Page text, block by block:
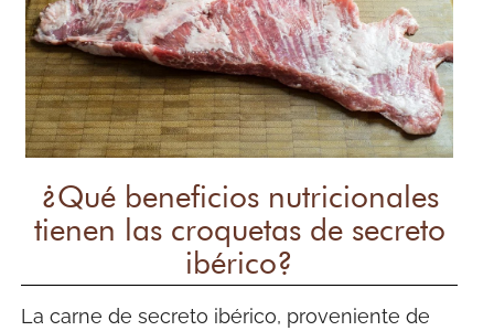
¿Qué beneficios nutricionales
tienen las croquetas de secreto
ibérico?
La carne de secreto ibérico, proveniente de